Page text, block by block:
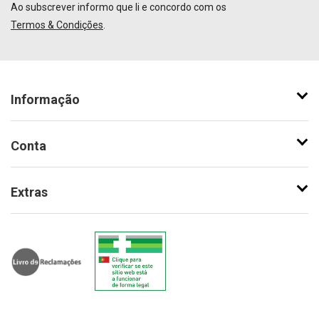
Ao subscrever informo que li e concordo com os
Termos & Condições
Informação
Conta
Extras